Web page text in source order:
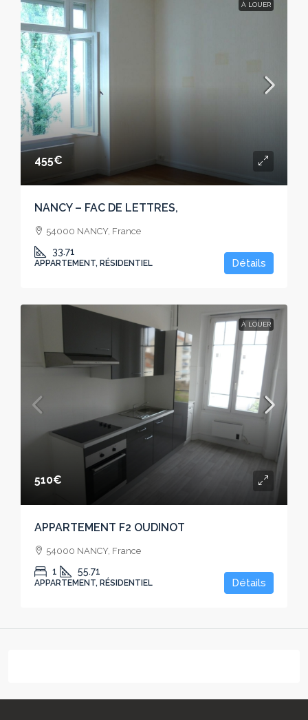
À LOUER
455€
NANCY – FAC DE LETTRES,
54000 NANCY, France
33.71
APPARTEMENT, RÉSIDENTIEL Détails
À LOUER
510€
APPARTEMENT F2 OUDINOT
54000 NANCY, France
1 55.71
APPARTEMENT, RÉSIDENTIEL Détails